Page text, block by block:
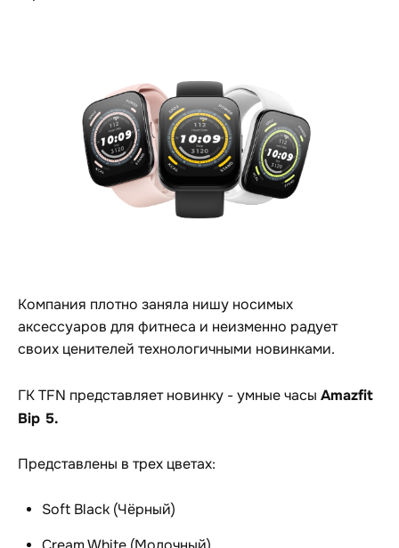
Компания плотно заняла нишу носимых
аксессуаров для фитнеса и неизменно радует
своих ценителей технологичными новинками.
ГК TFN представляет новинку - умные часы Amazfit
Bip 5.
Представлены в трех цветах:
Soft Black (Чёрный)